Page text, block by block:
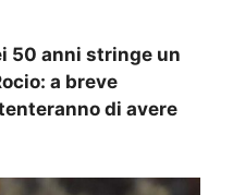
50 anni stringe un
a breve
di avere